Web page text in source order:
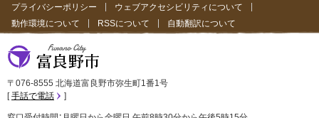
プライバシーポリシー
ウェブアクセシビリティについて
動作環境について
RSSについて 自動翻訳について
〒076-8555 北海道富良野市弥生町1番1号
手話で電話